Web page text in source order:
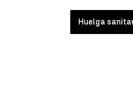
Huelga